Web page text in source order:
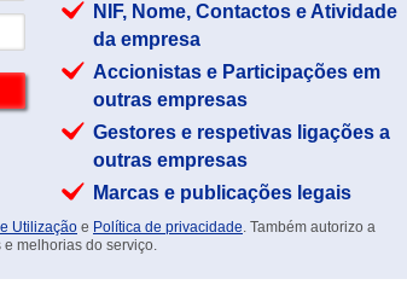
NIF, Nome, Contactos e Atividade
da empresa
Accionistas e Participações em
outras empresas
Gestores e respetivas ligações a
outras empresas
Marcas e publicações legais
Utilização e Política de privacidade. Também autorizo a
melhorias do serviço.